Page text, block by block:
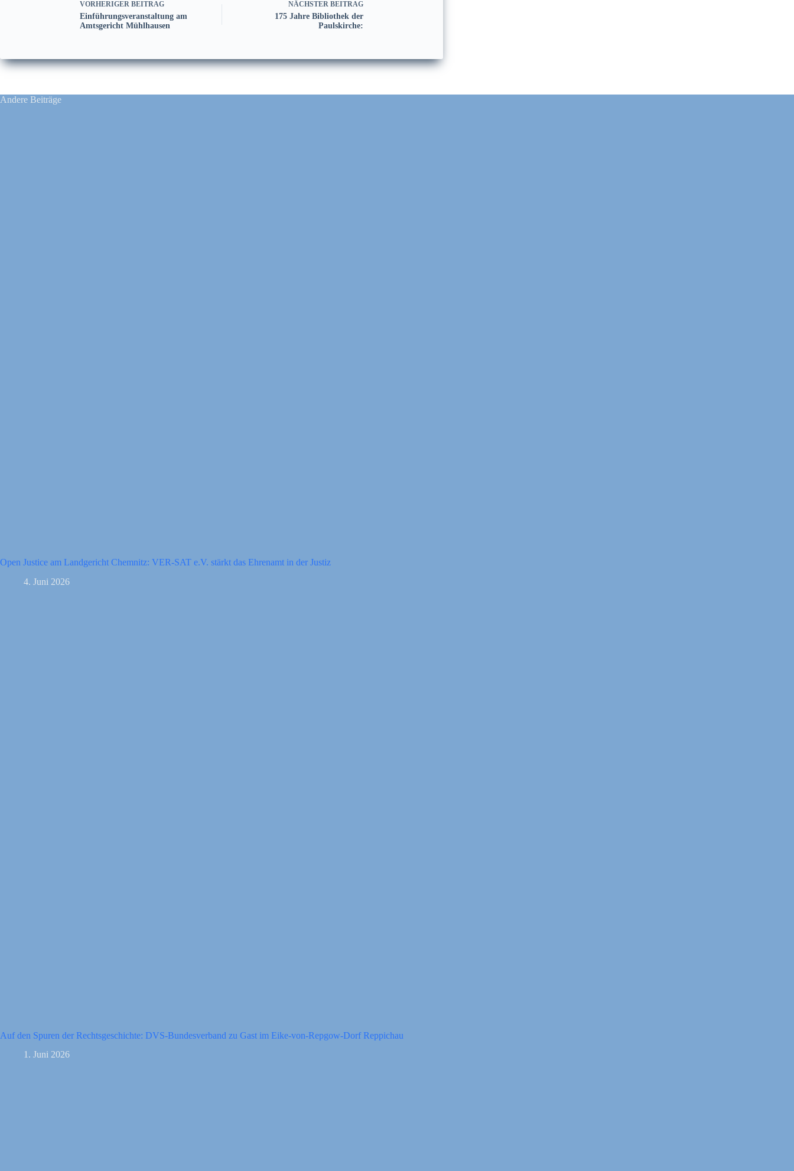
VORHERIGER BEITRAG
Einführungsveranstaltung am
Amtsgericht Mühlhausen
NÄCHSTER BEITRAG
175 Jahre Bibliothek der
Paulskirche:
Andere Beiträge
Open Justice am Landgericht Chemnitz: VER-SAT e.V. stärkt das Ehrenamt in der Justiz
4. Juni 2026
Auf den Spuren der Rechtsgeschichte: DVS-Bundesverband zu Gast im Eike-von-Repgow-Dorf Reppichau
1. Juni 2026